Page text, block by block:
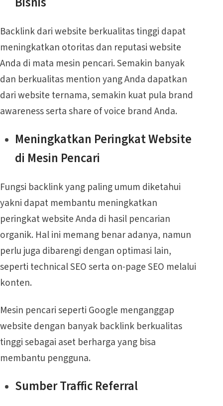
Backlink dari website berkualitas tinggi dapat
meningkatkan otoritas dan reputasi website
Anda di mata mesin pencari. Semakin banyak
dan berkualitas mention yang Anda dapatkan
dari website ternama, semakin kuat pula brand
awareness serta share of voice brand Anda.
Meningkatkan Peringkat Website
di Mesin Pencari
Fungsi backlink yang paling umum diketahui
yakni dapat membantu meningkatkan
peringkat website Anda di hasil pencarian
organik. Hal ini memang benar adanya, namun
perlu juga dibarengi dengan optimasi lain,
seperti technical SEO serta on-page SEO melalui
konten.
Mesin pencari seperti Google menganggap
website dengan banyak backlink berkualitas
tinggi sebagai aset berharga yang bisa
membantu pengguna.
Sumber Traffic Referral